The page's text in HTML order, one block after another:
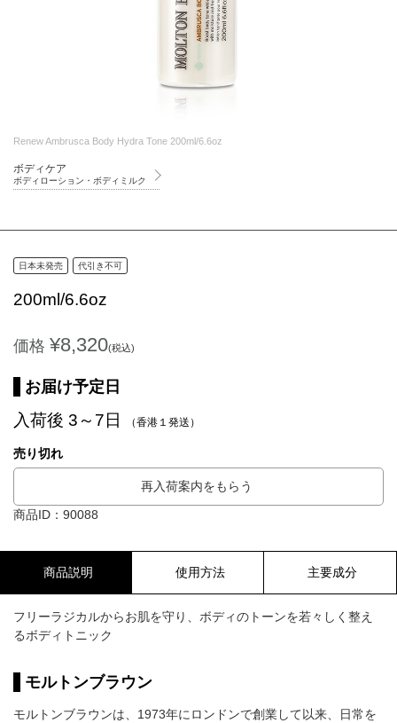
Renew Ambrusca Body Hydra Tone 200ml/6.6oz
ボディケア
ボディローション・ボディミルク
日本未発売 代引き不可
200ml/6.6oz
価格 ¥8,320(税込)
お届け予定日
入荷後 3～7日 （香港１発送）
売り切れ
再入荷案内をもらう
商品ID：90088
商品説明 使用方法 主要成分
フリーラジカルからお肌を守り、ボディのトーンを若々しく整え
るボディトニック
モルトンブラウン
モルトンブラウンは、1973年にロンドンで創業して以来、日常を